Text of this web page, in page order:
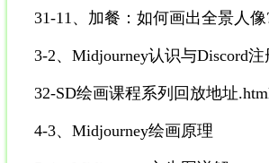
31-11、加餐：如何画出全景人像
3-2、Midjourney认识与Discord
32-SD绘画课程系列回放地址
4-3、Midjourney绘画原理